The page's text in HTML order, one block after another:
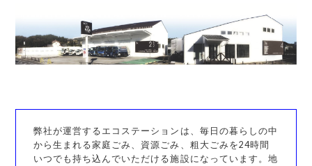
弊社が運営するエコステーションは、毎日の暮らしの中
から生まれる家庭ごみ、資源ごみ、粗大ごみを24時間
いつでも持ち込んでいただける施設になっています。地